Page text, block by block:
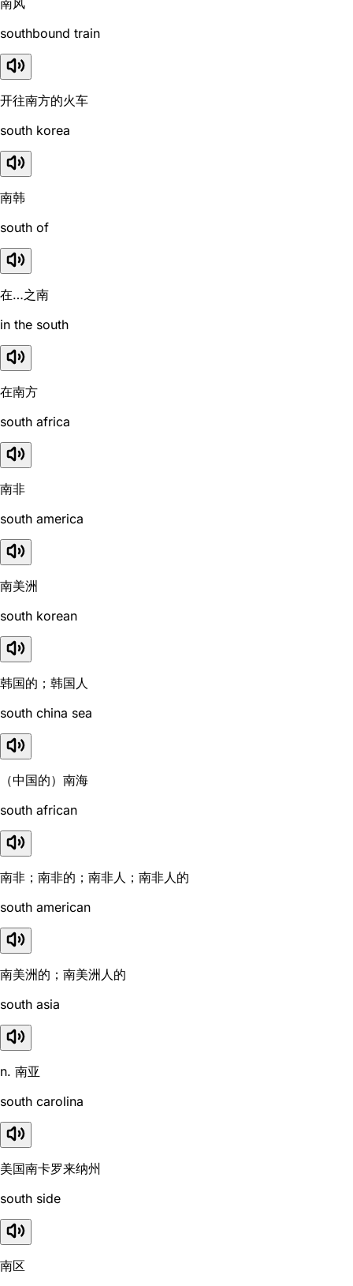
southbound train
开往南方的火车
south korea
南韩
south of
在…之南
in the south
在南方
south africa
南非
south america
南美洲
south korean
韩国的；韩国人
south china sea
（中国的）南海
south african
南非；南非的；南非人；南非人的
south american
南美洲的；南美洲人的
south asia
n. 南亚
south carolina
美国南卡罗来纳州
south side
南区